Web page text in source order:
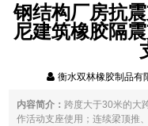
钢结构厂房抗
尼建筑橡胶隔
衡水双林橡胶制品
内容简介：跨度大于30米的大
作活动支座使用；连续梁顶推